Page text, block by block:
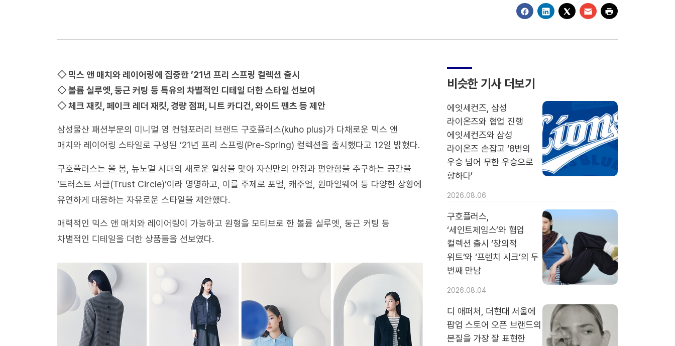
◇ 믹스 앤 매치와 레이어링에 집중한 ’21년 프리 스프링 컬렉션 출시
◇ 볼륨 실루엣, 둥근 커팅 등 특유의 차별적인 디테일 더한 스타일 선보여
◇ 체크 재킷, 페이크 레더 재킷, 경량 점퍼, 니트 카디건, 와이드 팬츠 등 제안
삼성물산 패션부문의 미니멀 영 컨템포러리 브랜드 구호플러스(kuho plus)가 다채로운 믹스 앤
매치와 레이어링 스타일로 구성된 ’21년 프리 스프링(Pre-Spring) 컬렉션을 출시했다고 12일 밝혔다.
구호플러스는 올 봄, 뉴노멀 시대의 새로운 일상을 맞아 자신만의 안정과 편안함을 추구하는 공간을
‘트러스트 서클(Trust Circle)’이라 명명하고, 이를 주제로 포멀, 캐주얼, 원마일웨어 등 다양한 상황에
유연하게 대응하는 자유로운 스타일을 제안했다.
매력적인 믹스 앤 매치와 레이어링이 가능하고 원형을 모티브로 한 볼륨 실루엣, 둥근 커팅 등
차별적인 디테일을 더한 상품들을 선보였다.
비슷한 기사 더보기
에잇세컨즈, 삼성
라이온즈와 협업 진행
에잇세컨즈와 삼성
라이온즈 손잡고 ‘8번의
우승 넘어 무한 우승으로
향하다’
2026.08.06
구호플러스,
‘세인트제임스’와 협업
컬렉션 출시 ‘창의적
위트’와 ‘프렌치 시크’의 두
번째 만남
2026.08.04
디 애퍼처, 더현대 서울에
팝업 스토어 오픈 브랜드의
본질을 가장 잘 표현한